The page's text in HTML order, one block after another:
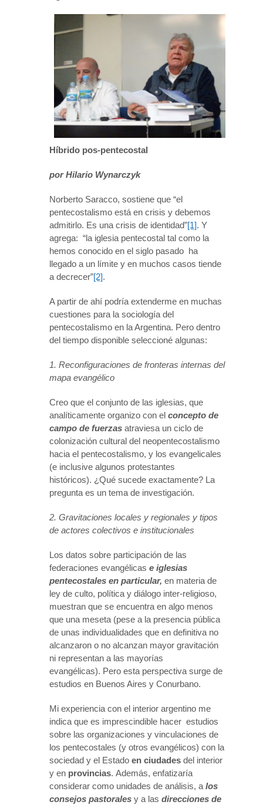
Híbrido pos-pentecostal
por Hilario Wynarczyk
Norberto Saracco, sostiene que “el
pentecostalismo está en crisis y debemos
admitirlo. Es una crisis de identidad”[1]. Y
agrega: “la iglesia pentecostal tal como la
hemos conocido en el siglo pasado ha
llegado a un límite y en muchos casos tiende
a decrecer”[2].
A partir de ahí podría extenderme en muchas
cuestiones para la sociología del
pentecostalismo en la Argentina. Pero dentro
del tiempo disponible seleccioné algunas:
1. Reconfiguraciones de fronteras internas del
mapa evangélico
Creo que el conjunto de las iglesias, que
analíticamente organizo con el concepto de
campo de fuerzas atraviesa un ciclo de
colonización cultural del neopentecostalismo
hacia el pentecostalismo, y los evangelicales
(e inclusive algunos protestantes
históricos). ¿Qué sucede exactamente? La
pregunta es un tema de investigación.
2. Gravitaciones locales y regionales y tipos
de actores colectivos e institucionales
Los datos sobre participación de las
federaciones evangélicas e iglesias
pentecostales en particular, en materia de
ley de culto, política y diálogo inter-religioso,
muestran que se encuentra en algo menos
que una meseta (pese a la presencia pública
de unas individualidades que en definitiva no
alcanzaron o no alcanzan mayor gravitación
ni representan a las mayorías
evangélicas). Pero esta perspectiva surge de
estudios en Buenos Aires y Conurbano.
Mi experiencia con el interior argentino me
indica que es imprescindible hacer estudios
sobre las organizaciones y vinculaciones de
los pentecostales (y otros evangélicos) con la
sociedad y el Estado en ciudades del interior
y en provincias. Además, enfatizaría
considerar como unidades de análisis, a los
consejos pastorales y a las direcciones de